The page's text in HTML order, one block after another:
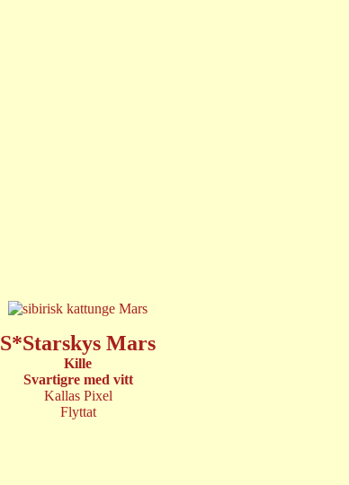
S*Starskys Mars
Kille
Svartigre med vitt
Kallas Pixel
Flyttat